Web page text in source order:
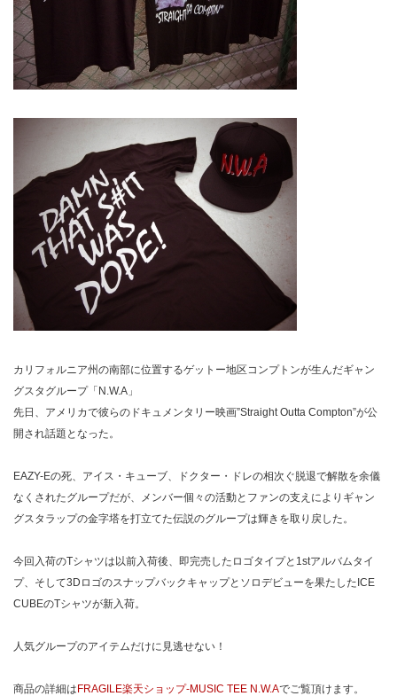
カリフォルニア州の南部に位置するゲットー地区コンプトンが生んだギャン
グスタグループ「N.W.A」
先日、アメリカで彼らのドキュメンタリー映画”Straight Outta Compton”が公
開され話題となった。
EAZY-Eの死、アイス・キューブ、ドクター・ドレの相次ぐ脱退で解散を余儀
なくされたグループだが、メンバー個々の活動とファンの支えによりギャン
グスタラップの金字塔を打立てた伝説のグループは輝きを取り戻した。
今回入荷のTシャツは以前入荷後、即完売したロゴタイプと1stアルバムタイ
プ、そして3Dロゴのスナップバックキャップとソロデビューを果たしたICE
CUBEのTシャツが新入荷。
人気グループのアイテムだけに見逃せない！
商品の詳細は FRAGILE楽天ショップ-MUSIC TEE N.W.Aでご覧頂けます。